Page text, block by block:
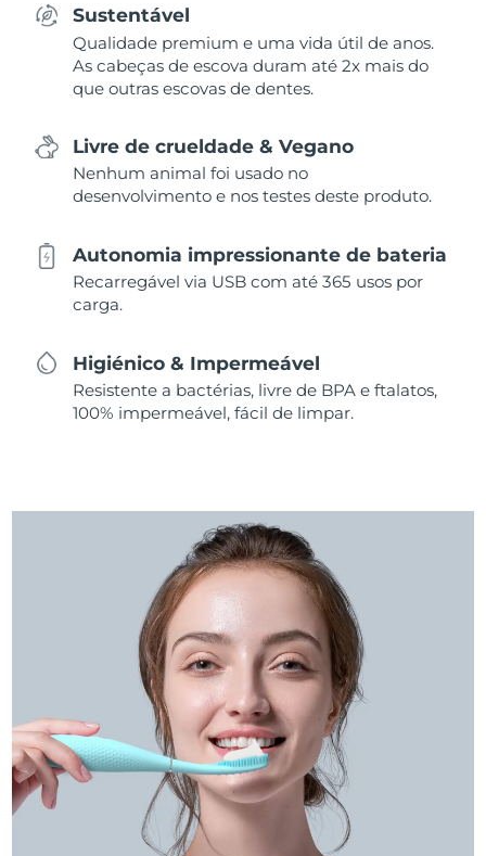
Sustentável
Qualidade premium e uma vida útil de anos.
As cabeças de escova duram até 2x mais do
que outras escovas de dentes.
Livre de crueldade & Vegano
Nenhum animal foi usado no
desenvolvimento e nos testes deste produto.
Autonomia impressionante de bateria
Recarregável via USB com até 365 usos por
carga.
Higiénico & Impermeável
Resistente a bactérias, livre de BPA e ftalatos,
100% impermeável, fácil de limpar.